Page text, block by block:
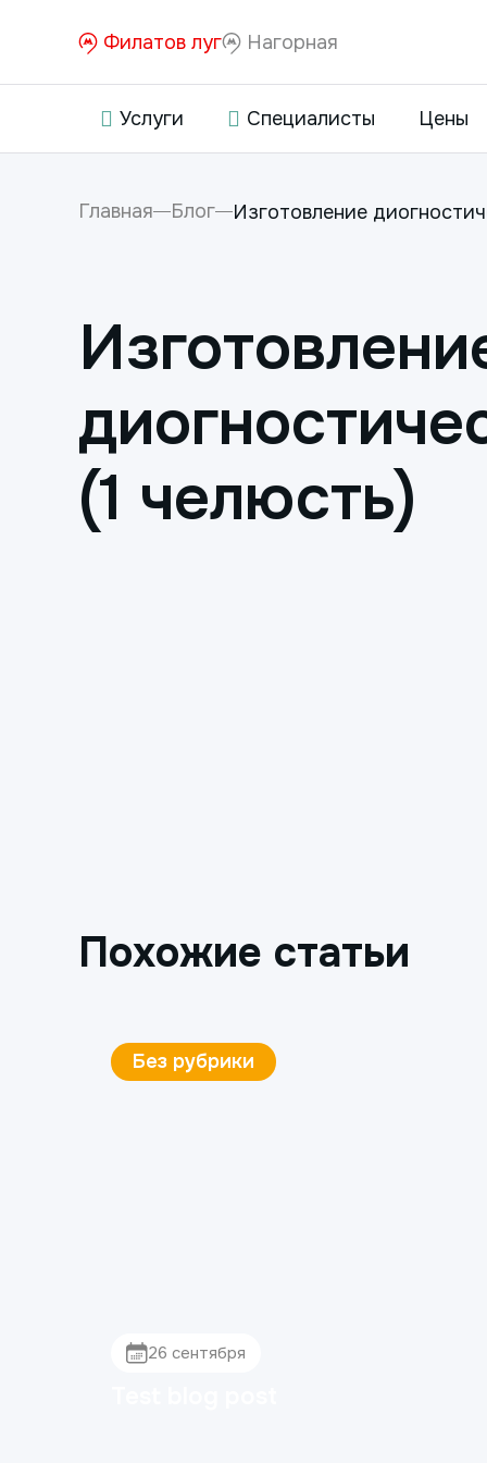
Филатов луг Нагорная
Услуги Специалисты Цены
Главная Блог Изготовление
(1 челюсть)
Похожие статьи
Ортопедия
Коронки из диоксида